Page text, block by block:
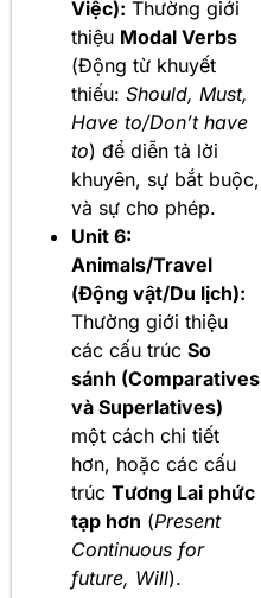
Việc): Thường giới
thiệu Modal Verbs
(Động từ khuyết
thiếu: Should, Must,
Have to/Don’t have
to) để diễn tả lời
khuyên, sự bắt buộc,
và sự cho phép.
Unit 6:
Animals/Travel
(Động vật/Du lịch):
Thường giới thiệu
các cấu trúc So
sánh (Comparatives
và Superlatives)
một cách chi tiết
hơn, hoặc các cấu
trúc Tương Lai phức
tạp hơn (Present
Continuous for
future, Will).